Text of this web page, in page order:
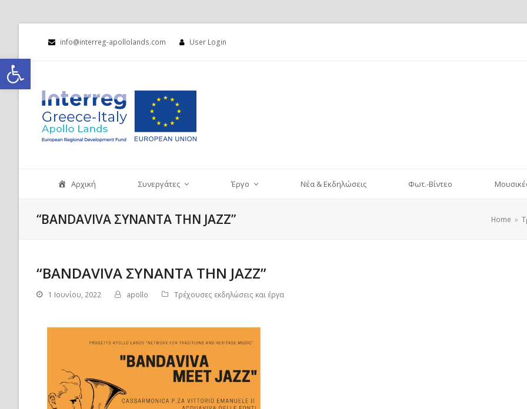
Ανοίξτε τη γραμμή εργαλείων
info@interreg-apollolands.com User Login
Αρχική Συνεργάτες Έργο Nέα & Eκδηλώσεις Φωτ.-Βίντεο
“BANDAVIVA ΣΥΝΑΝΤΑ ΤΗΝ JAZZ” Home »
“BANDAVIVA ΣΥΝΑΝΤΑ ΤΗΝ JAZZ”
1 Ιουνίου, 2022 apollo Τρέχουσες εκδηλώσεις και έργα